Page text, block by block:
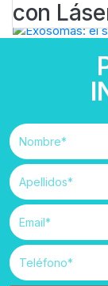
Belleza
con
23 DE MAYO DE